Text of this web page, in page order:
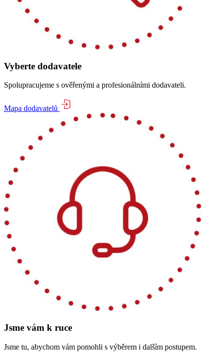
Vyberte dodavatele
Spolupracujeme s ověřenými a profesionálními dodavateli.
Mapa dodavatelů
Jsme vám k ruce
Jsme tu, abychom vám pomohli s výběrem i dalším postupem.